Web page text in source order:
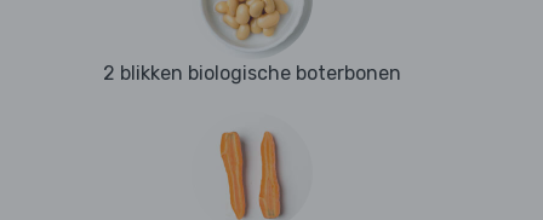
2 blikken biologische boterbonen